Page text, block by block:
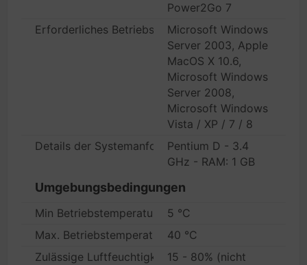
Power2Go 7
Erforderliches BetriebssystemMicrosoft Windows
Server 2003, Apple
MacOS X 10.6,
Microsoft Windows
Server 2008,
Microsoft Windows
Vista / XP / 7 / 8
Details der SystemanforderungenPentium D - 3.4
GHz - RAM: 1 GB
Umgebungsbedingungen
Min Betriebstemperatur
5 °C
Max. Betriebstemperatur
40 °C
Zulässige Luftfeuchtigkeit im Betrieb
15 - 80% (nicht